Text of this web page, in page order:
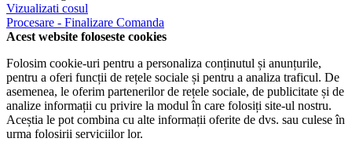
Vizualizati cosul
Procesare - Finalizare Comanda
Acest website foloseste cookies
Folosim cookie-uri pentru a personaliza conținutul și anunțurile,
pentru a oferi funcții de rețele sociale și pentru a analiza traficul. De
asemenea, le oferim partenerilor de rețele sociale, de publicitate și de
analize informații cu privire la modul în care folosiți site-ul nostru.
Aceștia le pot combina cu alte informații oferite de dvs. sau culese în
urma folosirii serviciilor lor.